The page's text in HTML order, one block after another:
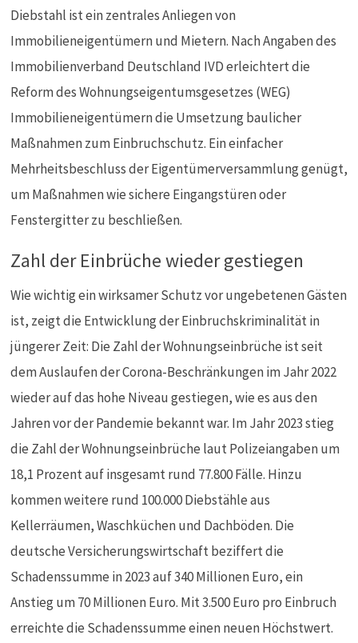
Diebstahl ist ein zentrales Anliegen von
Immobilieneigentümern und Mietern. Nach Angaben des
Immobilienverband Deutschland IVD erleichtert die
Reform des Wohnungseigentumsgesetzes (WEG)
Immobilieneigentümern die Umsetzung baulicher
Maßnahmen zum Einbruchschutz. Ein einfacher
Mehrheitsbeschluss der Eigentümerversammlung genügt,
um Maßnahmen wie sichere Eingangstüren oder
Fenstergitter zu beschließen.
Zahl der Einbrüche wieder gestiegen
Wie wichtig ein wirksamer Schutz vor ungebetenen Gästen
ist, zeigt die Entwicklung der Einbruchskriminalität in
jüngerer Zeit: Die Zahl der Wohnungseinbrüche ist seit
dem Auslaufen der Corona-Beschränkungen im Jahr 2022
wieder auf das hohe Niveau gestiegen, wie es aus den
Jahren vor der Pandemie bekannt war. Im Jahr 2023 stieg
die Zahl der Wohnungseinbrüche laut Polizeiangaben um
18,1 Prozent auf insgesamt rund 77.800 Fälle. Hinzu
kommen weitere rund 100.000 Diebstähle aus
Kellerräumen, Waschküchen und Dachböden. Die
deutsche Versicherungswirtschaft beziffert die
Schadenssumme in 2023 auf 340 Millionen Euro, ein
Anstieg um 70 Millionen Euro. Mit 3.500 Euro pro Einbruch
erreichte die Schadenssumme einen neuen Höchstwert.